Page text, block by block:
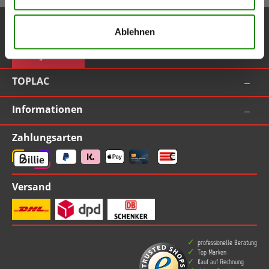
Ablehnen
Service-Hotline
TOPLAC
Informationen
Zahlungsarten
Versand
professionelle Beratung
Top Marken
Kauf auf Rechnung